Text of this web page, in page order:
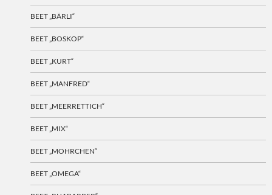
BEET „BÄRLI“
BEET „BOSKOP“
BEET „KURT“
BEET „MANFRED“
BEET „MEERRETTICH“
BEET „MIX“
BEET „MOHRCHEN“
BEET „OMEGA“